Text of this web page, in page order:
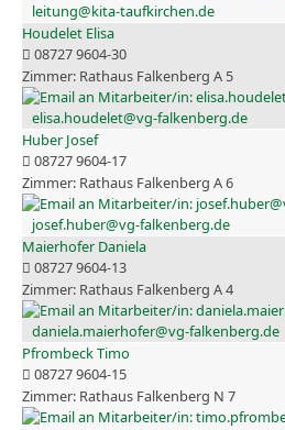
leitung@kita-taufkirchen.de
Houdelet Elisa
08727 9604-30
Rathaus Falkenberg A 5
elisa.houdelet@vg-falkenberg.de
Huber Josef
08727 9604-17
Rathaus Falkenberg A 6
josef.huber@vg-falkenberg.de
Maierhofer Daniela
08727 9604-13
Rathaus Falkenberg A 4
daniela.maierhofer@vg-falkenberg.de
Pfrombeck Timo
08727 9604-15
Rathaus Falkenberg N 7